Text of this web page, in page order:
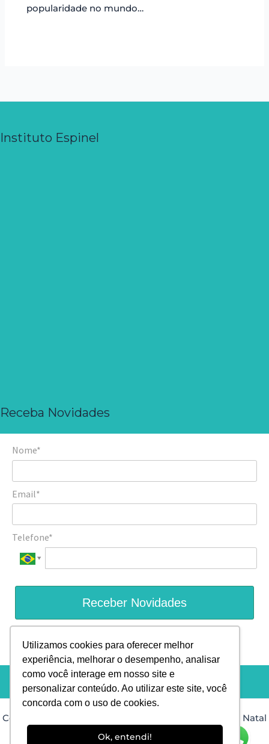
Utilizamos cookies para oferecer melhor
experiência, melhorar o desempenho, analisar
como você interage em nosso site e
personalizar conteúdo. Ao utilizar este site, você
concorda com o uso de cookies.
Ok, entendi!
popularidade no mundo…
Instituto Espinel
Receba Novidades
Nome*
Email*
Telefone*
Receber Novidades
Prometemos não utilizar suas informações de contato para
enviar qualquer tipo de SPAM.
Copyright © 2026 Dra. Isis Muniz Dermatologista em Natal
Desenvolvido por: PHD Virtual